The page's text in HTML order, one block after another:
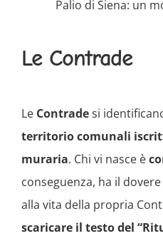
Palio di Siena: un
Le Contrade
Le Contradesi
territorio comunali
muraria. Chi vi nasce è
conseguenza, ha il
alla vita della propria
scaricare il testo del